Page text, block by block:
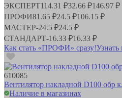
ЭКСПЕРТ114.31 ₽32.66 ₽146.97 ₽
ПРОФИ81.65 ₽24.5 ₽106.15 ₽
МАСТЕР-24.5 ₽24.5 ₽
СТАНДАРТ-16.33 ₽16.33 ₽
Как стать «ПРОФИ» сразу!Узнать
610085
Вентилятор накладной D100 обр
Наличие в магазинах